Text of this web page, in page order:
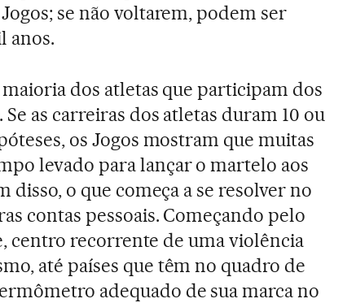
se não voltarem, podem ser
anos.
dos atletas que participam dos
as carreiras dos atletas duram 10 ou
os Jogos mostram que muitas
levado para lançar o martelo aos
disso, o que começa a se resolver no
contas pessoais. Começando pelo
centro recorrente de uma violência
até países que têm no quadro de
adequado de sua marca no